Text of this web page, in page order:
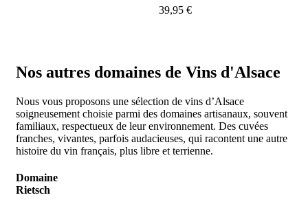
39,95 €
Nos autres domaines de Vins d'Alsace
Nous vous proposons une sélection de vins d’Alsace
soigneusement choisie parmi des domaines artisanaux, souvent
familiaux, respectueux de leur environnement. Des cuvées
franches, vivantes, parfois audacieuses, qui racontent une autre
histoire du vin français, plus libre et terrienne.
Domaine
Rietsch